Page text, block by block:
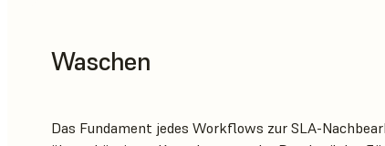
Waschen
Das Fundament jedes Workflows zur SLA-